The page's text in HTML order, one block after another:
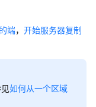
端， 开始服务器复制
如何从一个区域